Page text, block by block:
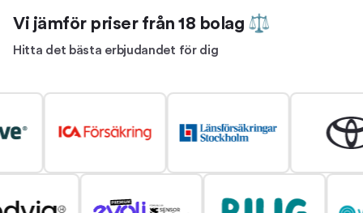
Vi jämför priser från 18 bolag ⚖
Hitta det bästa erbjudandet för dig